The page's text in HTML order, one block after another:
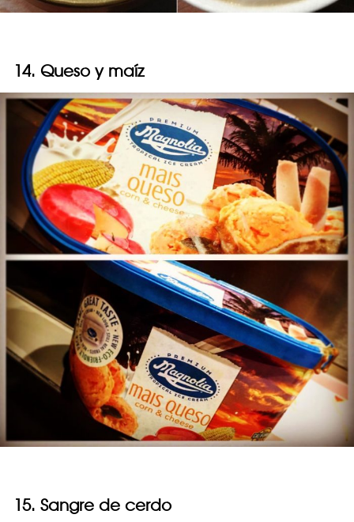
14. Queso y maíz
15. Sangre de cerdo